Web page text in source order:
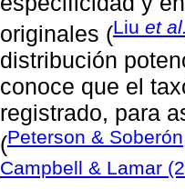
originales (Liu et
distribución
conoce que el
registrado, para
(Peterson &
Campbell & Lamar